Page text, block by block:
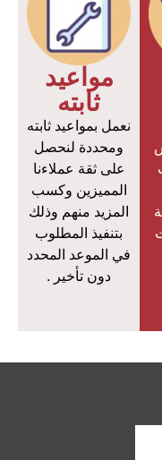
مواعيد
ثابته
نعمل بمواعيد ثابته
ومحددة لنحصل
على ثقة عملاءنا
المميزين وكسب
المزيد منهم وذلك
بتنفيذ المطلوب
في الموعد المحدد
دون تأخير .